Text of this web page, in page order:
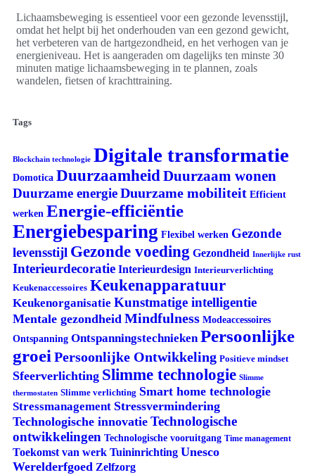
Lichaamsbeweging is essentieel voor een gezonde levensstijl,
omdat het helpt bij het onderhouden van een gezond gewicht,
het verbeteren van de hartgezondheid, en het verhogen van je
energieniveau. Het is aangeraden om dagelijks ten minste 30
minuten matige lichaamsbeweging in te plannen, zoals
wandelen, fietsen of krachttraining.
Tags
Blockchain technologie Digitale transformatie
Domotica Duurzaamheid Duurzaam wonen
Duurzame energieDuurzame mobiliteit Efficient
werken Energie-efficiëntie
Energiebesparing Flexibel werken Gezonde
levensstijl Gezonde voeding Gezondheid Innerlijke rust
Interieurdecoratie Interieurdesign Interieurverlichting
Keukenaccessoires Keukenapparatuur
Keukenorganisatie Kunstmatige intelligentie
Mentale gezondheid Mindfulness Modeaccessoires
Ontspanning Ontspanningstechnieken Persoonlijke
groei Persoonlijke Ontwikkeling Positieve mindset
Sfeerverlichting Slimme technologie Slimme
thermostaten Slimme verlichting Smart home technologie
Stressmanagement Stressvermindering
Technologische innovatie Technologische
ontwikkelingen Technologische vooruitgang Time management
Toekomst van werk Tuininrichting Unesco
Werelderfgoed Zelfzorg